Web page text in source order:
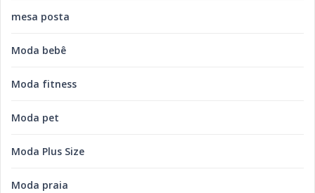
mesa posta
Moda bebê
Moda fitness
Moda pet
Moda Plus Size
Moda praia